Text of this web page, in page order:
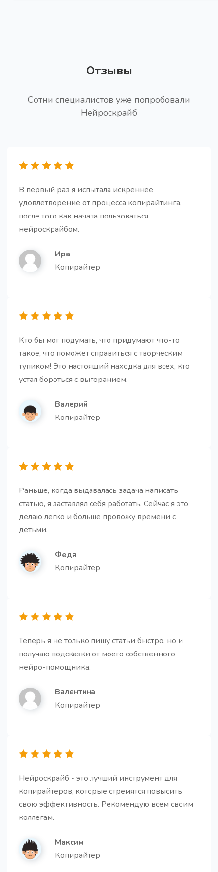
Заголовки для статьи PRO
Про
Получите поистине качественные и привлекающие
Генератор FAQs
Получите список часто задаваемых вопросов и
ответов по вашему продукту/услуге
Резюме для второклассника
Получите краткое и легкое для понимания резюме
изложенное простым языком.
Идеи для email-рассылок
Идеи для статьи
Заголовки для статьи
заголовки.
Заключение для статьи
Создайте мощное заключение, которое побудит
Отзывы
Сотни специалистов уже попробовали
Нейроскрайб
В первый раз я испытала искреннее
удовлетворение от процесса копирайтинга,
после того как начала пользоваться
нейроскрайбом.
Ира
Копирайтер
Кто бы мог подумать, что придумают что-то
такое, что поможет справиться с творческим
тупиком! Это настоящий находка для всех, кто
устал бороться с выгоранием.
Валерий
Копирайтер
Раньше, когда выдавалась задача написать
статью, я заставлял себя работать. Сейчас я это
делаю легко и больше провожу времени с
детьми.
Федя
Копирайтер
Теперь я не только пишу статьи быстро, но и
получаю подсказки от моего собственного
нейро-помощника.
Валентина
Копирайтер
Нейроскрайб - это лучший инструмент для
копирайтеров, которые стремятся повысить
свою эффективность. Рекомендую всем своим
коллегам.
Максим
Копирайтер